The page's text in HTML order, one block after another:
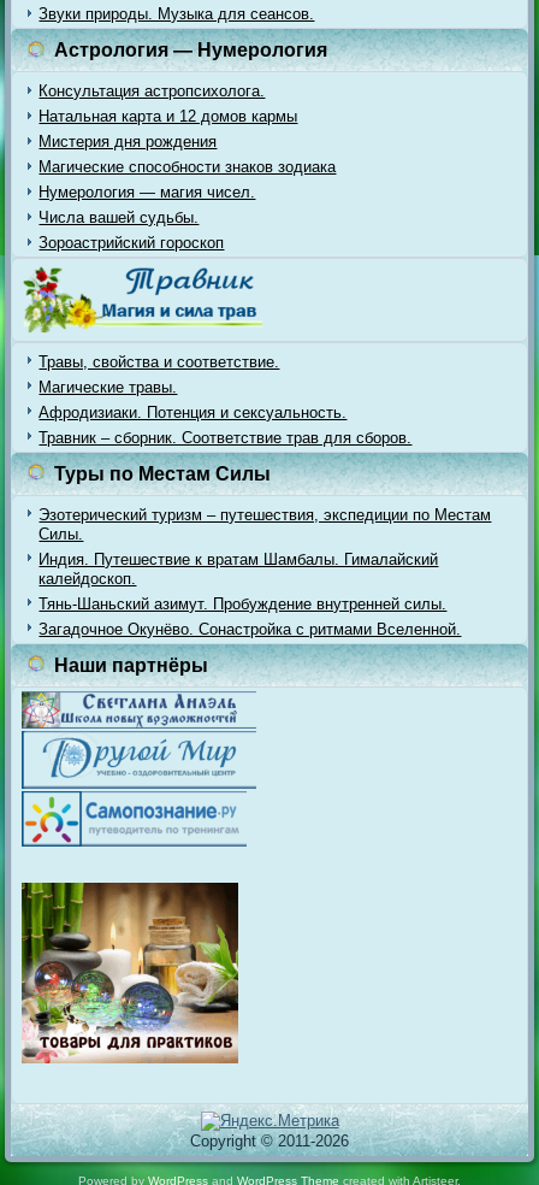
Звуки природы. Музыка для сеансов.
Астрология — Нумерология
Консультация астропсихолога.
Натальная карта и 12 домов кармы
Мистерия дня рождения
Магические способности знаков зодиака
Нумерология — магия чисел.
Числа вашей судьбы.
Зороастрийский гороскоп
Травы, свойства и соответствие.
Магические травы.
Афродизиаки. Потенция и сексуальность.
Травник – сборник. Соответствие трав для сборов.
Туры по Местам Силы
Эзотерический туризм – путешествия, экспедиции по Местам
Силы.
Индия. Путешествие к вратам Шамбалы. Гималайский
калейдоскоп.
Тянь-Шаньский азимут. Пробуждение внутренней силы.
Загадочное Окунёво. Сонастройка с ритмами Вселенной.
Наши партнёры
Copyright © 2011-2026
Powered by WordPress and WordPress Theme created with Artisteer.